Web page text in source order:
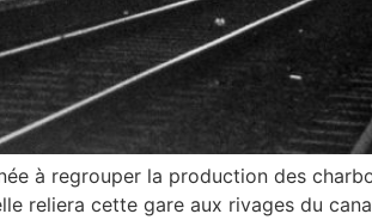
à regrouper la production des
reliera cette gare aux rivages du